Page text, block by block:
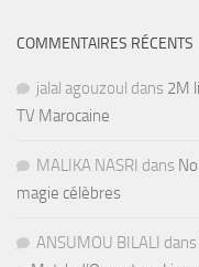
COMMENTAIRES RÉCENTS
jalal agouzoul dans 2M
TV Marocaine
MALIKA NASRI dans
magie célèbres
ANSUMOU BILALI dans